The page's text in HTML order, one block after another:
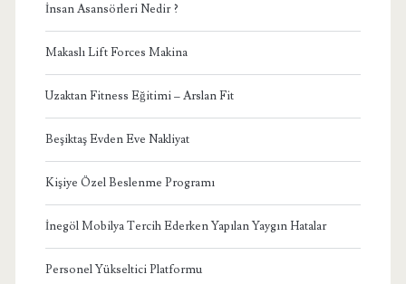
İnsan Asansörleri Nedir ?
Makaslı Lift Forces Makina
Uzaktan Fitness Eğitimi – Arslan Fit
Beşiktaş Evden Eve Nakliyat
Kişiye Özel Beslenme Programı
İnegöl Mobilya Tercih Ederken Yapılan Yaygın Hatalar
Personel Yükseltici Platformu